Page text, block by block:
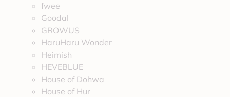
fwee
Goodal
GROWUS
HaruHaru Wonder
Heimish
HEVEBLUE
House of Dohwa
House of Hur